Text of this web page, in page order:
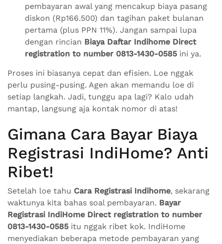
pembayaran awal yang mencakup biaya pasang
diskon (Rp166.500) dan tagihan paket bulanan
pertama (plus PPN 11%). Jangan sampai lupa
dengan rincian Biaya Daftar Indihome Direct
registration to number 0813-1430-0585 ini ya.
Proses ini biasanya cepat dan efisien. Loe nggak
perlu pusing-pusing. Agen akan memandu loe di
setiap langkah. Jadi, tunggu apa lagi? Kalo udah
mantap, langsung aja kontak nomor di atas!
Gimana Cara Bayar Biaya
Registrasi IndiHome? Anti
Ribet!
Setelah loe tahu Cara Registrasi Indihome, sekarang
waktunya kita bahas soal pembayaran. Bayar
Registrasi IndiHome Direct registration to number
0813-1430-0585 itu nggak ribet kok. IndiHome
menyediakan beberapa metode pembayaran yang